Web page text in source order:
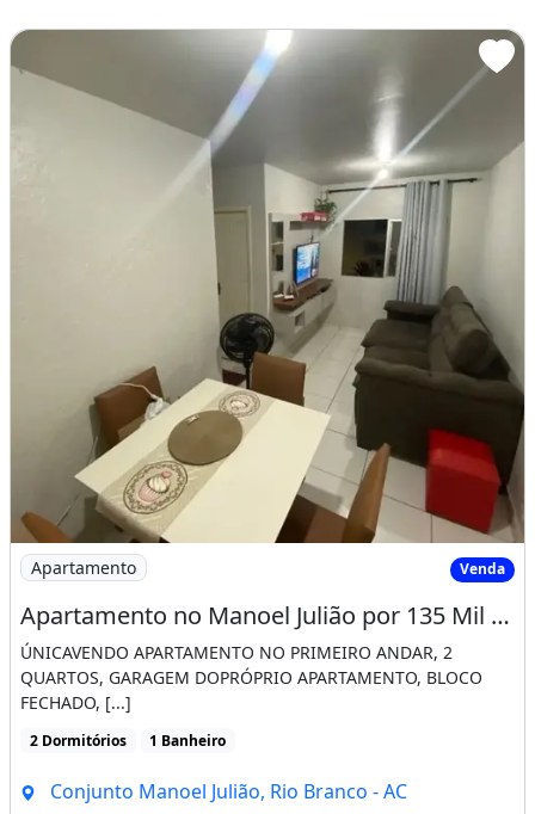
Imagem: Apartamento no Manoel Julião por 135 Mil
Apartamento Venda
Apartamento no Manoel Julião por 135 Mil Reais
ÚNICAVENDO APARTAMENTO NO PRIMEIRO ANDAR, 2
QUARTOS, GARAGEM DOPRÓPRIO APARTAMENTO, BLOCO
FECHADO, [...]
2 Dormitórios 1 Banheiro
Conjunto Manoel Julião, Rio Branco - AC